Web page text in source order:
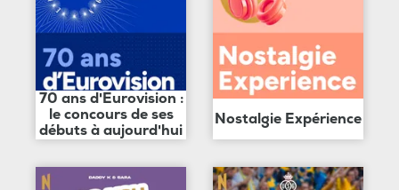
70 ans d'Eurovision :
le concours de ses
débuts à aujourd'hui
Nostalgie Expérience